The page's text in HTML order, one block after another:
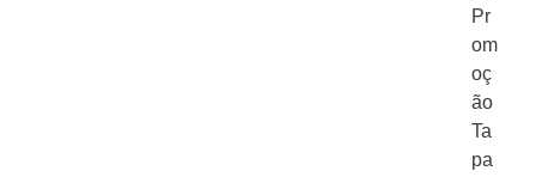
Pr
om
oç
ão
Ta
pa